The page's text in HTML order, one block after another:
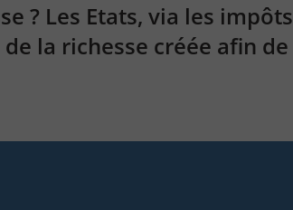
? Les Etats, via les impôts
la richesse créée afin de